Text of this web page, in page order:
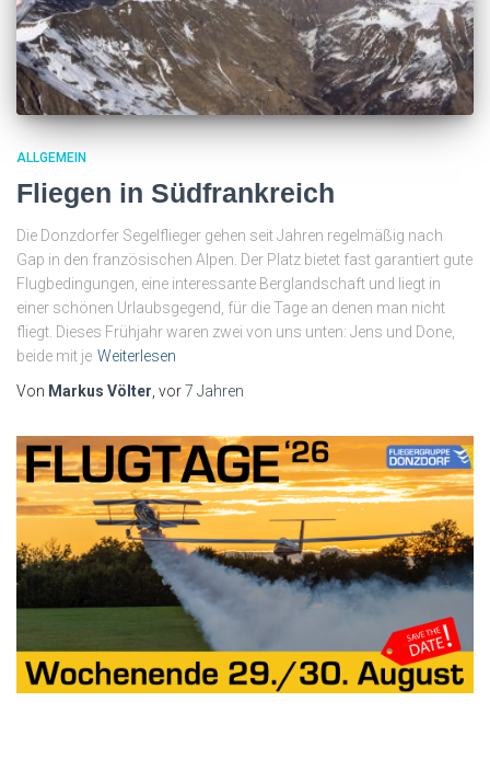
ALLGEMEIN
Fliegen in Südfrankreich
Die Donzdorfer Segelflieger gehen seit Jahren regelmäßig nach
Gap in den französischen Alpen. Der Platz bietet fast garantiert gute
Flugbedingungen, eine interessante Berglandschaft und liegt in
einer schönen Urlaubsgegend, für die Tage an denen man nicht
fliegt. Dieses Frühjahr waren zwei von uns unten: Jens und Done,
beide mit je Weiterlesen
Von Markus Völter, vor7 Jahren